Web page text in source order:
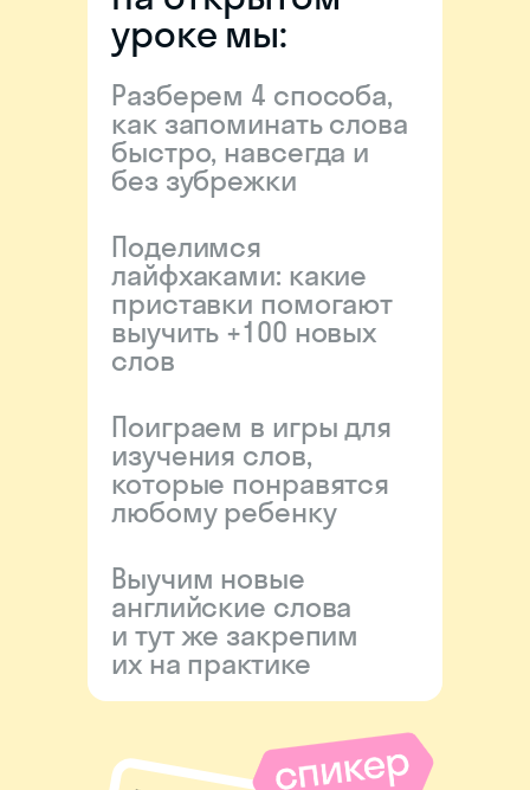
уроке мы:
Разберем 4 способа,
как запоминать слова
быстро, навсегда и
без зубрежки
Поделимся
лайфхаками: какие
приставки помогают
выучить +100 новых
слов
Поиграем в игры для
изучения слов,
которые понравятся
любому ребенку
Выучим новые
английские слова
и тут же закрепим
их на практике